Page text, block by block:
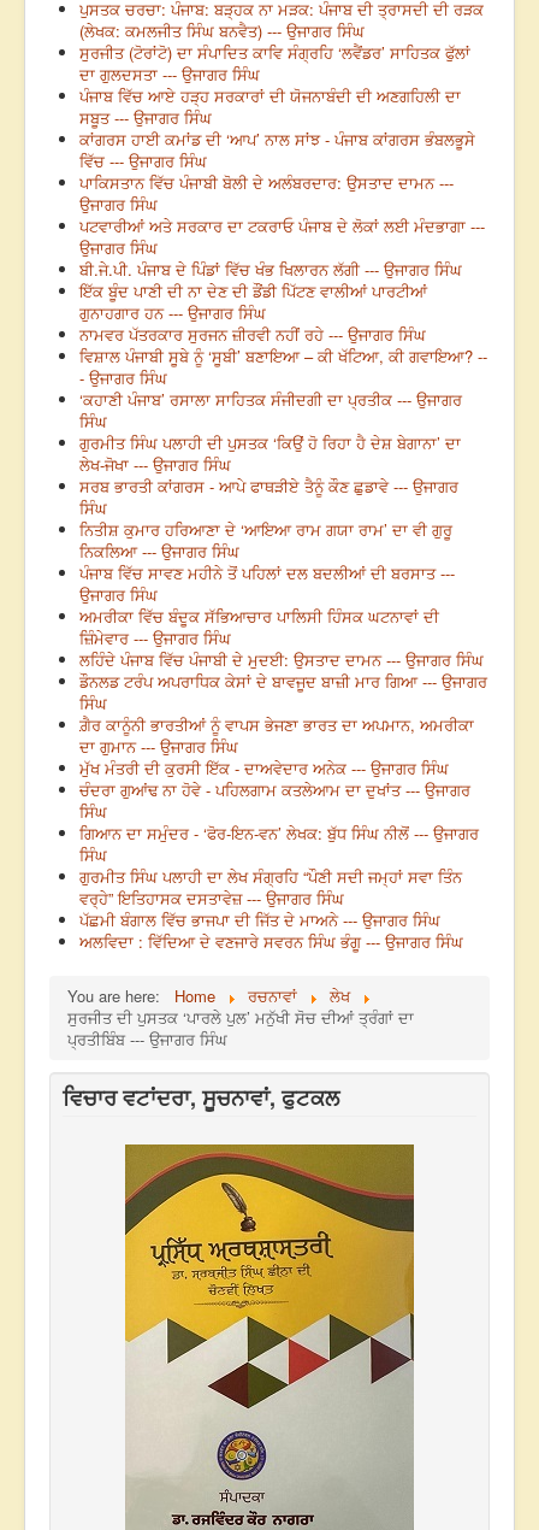
ਪੁਸਤਕ ਚਰਚਾ: ਪੰਜਾਬ: ਬੜ੍ਹਕ ਨਾ ਮੜਕ: ਪੰਜਾਬ ਦੀ ਤ੍ਰਾਸਦੀ ਦੀ ਰੜਕ
(ਲੇਖਕ: ਕਮਲਜੀਤ ਸਿੰਘ ਬਨਵੈਤ) --- ਉਜਾਗਰ ਸਿੰਘ
ਸੁਰਜੀਤ (ਟੋਰਾਂਟੋ) ਦਾ ਸੰਪਾਦਿਤ ਕਾਵਿ ਸੰਗ੍ਰਹਿ ‘ਲਵੈਂਡਰ’ ਸਾਹਿਤਕ ਫੁੱਲਾਂ
ਦਾ ਗੁਲਦਸਤਾ --- ਉਜਾਗਰ ਸਿੰਘ
ਪੰਜਾਬ ਵਿੱਚ ਆਏ ਹੜ੍ਹ ਸਰਕਾਰਾਂ ਦੀ ਯੋਜਨਾਬੰਦੀ ਦੀ ਅਣਗਹਿਲੀ ਦਾ
ਸਬੂਤ --- ਉਜਾਗਰ ਸਿੰਘ
ਕਾਂਗਰਸ ਹਾਈ ਕਮਾਂਡ ਦੀ ‘ਆਪ’ ਨਾਲ ਸਾਂਝ - ਪੰਜਾਬ ਕਾਂਗਰਸ ਭੰਬਲਭੂਸੇ
ਵਿੱਚ --- ਉਜਾਗਰ ਸਿੰਘ
ਪਾਕਿਸਤਾਨ ਵਿੱਚ ਪੰਜਾਬੀ ਬੋਲੀ ਦੇ ਅਲੰਬਰਦਾਰ: ਉਸਤਾਦ ਦਾਮਨ ---
ਉਜਾਗਰ ਸਿੰਘ
ਪਟਵਾਰੀਆਂ ਅਤੇ ਸਰਕਾਰ ਦਾ ਟਕਰਾਓ ਪੰਜਾਬ ਦੇ ਲੋਕਾਂ ਲਈ ਮੰਦਭਾਗਾ ---
ਉਜਾਗਰ ਸਿੰਘ
ਬੀ.ਜੇ.ਪੀ. ਪੰਜਾਬ ਦੇ ਪਿੰਡਾਂ ਵਿੱਚ ਖੰਭ ਖਿਲਾਰਨ ਲੱਗੀ --- ਉਜਾਗਰ ਸਿੰਘ
ਇੱਕ ਬੂੰਦ ਪਾਣੀ ਦੀ ਨਾ ਦੇਣ ਦੀ ਡੌਂਡੀ ਪਿੱਟਣ ਵਾਲੀਆਂ ਪਾਰਟੀਆਂ
ਗੁਨਾਹਗਾਰ ਹਨ --- ਉਜਾਗਰ ਸਿੰਘ
ਨਾਮਵਰ ਪੱਤਰਕਾਰ ਸੁਰਜਨ ਜ਼ੀਰਵੀ ਨਹੀਂ ਰਹੇ --- ਉਜਾਗਰ ਸਿੰਘ
ਵਿਸ਼ਾਲ ਪੰਜਾਬੀ ਸੂਬੇ ਨੂੰ ‘ਸੂਬੀ’ ਬਣਾਇਆ – ਕੀ ਖੱਟਿਆ, ਕੀ ਗਵਾਇਆ? --
- ਉਜਾਗਰ ਸਿੰਘ
‘ਕਹਾਣੀ ਪੰਜਾਬ’ ਰਸਾਲਾ ਸਾਹਿਤਕ ਸੰਜੀਦਗੀ ਦਾ ਪ੍ਰਤੀਕ --- ਉਜਾਗਰ
ਸਿੰਘ
ਗੁਰਮੀਤ ਸਿੰਘ ਪਲਾਹੀ ਦੀ ਪੁਸਤਕ ‘ਕਿਉਂ ਹੋ ਰਿਹਾ ਹੈ ਦੇਸ਼ ਬੇਗਾਨਾ’ ਦਾ
ਲੇਖ-ਜੋਖਾ --- ਉਜਾਗਰ ਸਿੰਘ
ਸਰਬ ਭਾਰਤੀ ਕਾਂਗਰਸ - ਆਪੇ ਫਾਥੜੀਏ ਤੈਨੂੰ ਕੌਣ ਛੁਡਾਵੇ --- ਉਜਾਗਰ
ਸਿੰਘ
ਨਿਤੀਸ਼ ਕੁਮਾਰ ਹਰਿਆਣਾ ਦੇ ‘ਆਇਆ ਰਾਮ ਗਯਾ ਰਾਮ’ ਦਾ ਵੀ ਗੁਰੂ
ਨਿਕਲਿਆ --- ਉਜਾਗਰ ਸਿੰਘ
ਪੰਜਾਬ ਵਿੱਚ ਸਾਵਣ ਮਹੀਨੇ ਤੋਂ ਪਹਿਲਾਂ ਦਲ ਬਦਲੀਆਂ ਦੀ ਬਰਸਾਤ ---
ਉਜਾਗਰ ਸਿੰਘ
ਅਮਰੀਕਾ ਵਿੱਚ ਬੰਦੂਕ ਸੱਭਿਆਚਾਰ ਪਾਲਿਸੀ ਹਿੰਸਕ ਘਟਨਾਵਾਂ ਦੀ
ਜ਼ਿੰਮੇਵਾਰ --- ਉਜਾਗਰ ਸਿੰਘ
ਲਹਿੰਦੇ ਪੰਜਾਬ ਵਿੱਚ ਪੰਜਾਬੀ ਦੇ ਮੁਦਈ: ਉਸਤਾਦ ਦਾਮਨ --- ਉਜਾਗਰ ਸਿੰਘ
ਡੌਨਲਡ ਟਰੰਪ ਅਪਰਾਧਿਕ ਕੇਸਾਂ ਦੇ ਬਾਵਜੂਦ ਬਾਜ਼ੀ ਮਾਰ ਗਿਆ --- ਉਜਾਗਰ
ਸਿੰਘ
ਗ਼ੈਰ ਕਾਨੂੰਨੀ ਭਾਰਤੀਆਂ ਨੂੰ ਵਾਪਸ ਭੇਜਣਾ ਭਾਰਤ ਦਾ ਅਪਮਾਨ, ਅਮਰੀਕਾ
ਦਾ ਗੁਮਾਨ --- ਉਜਾਗਰ ਸਿੰਘ
ਮੁੱਖ ਮੰਤਰੀ ਦੀ ਕੁਰਸੀ ਇੱਕ - ਦਾਅਵੇਦਾਰ ਅਨੇਕ --- ਉਜਾਗਰ ਸਿੰਘ
ਚੰਦਰਾ ਗੁਆਂਢ ਨਾ ਹੋਵੇ - ਪਹਿਲਗਾਮ ਕਤਲੇਆਮ ਦਾ ਦੁਖਾਂਤ --- ਉਜਾਗਰ
ਸਿੰਘ
ਗਿਆਨ ਦਾ ਸਮੁੰਦਰ - ‘ਫੋਰ-ਇਨ-ਵਨ’ ਲੇਖਕ: ਬੁੱਧ ਸਿੰਘ ਨੀਲੋਂ --- ਉਜਾਗਰ
ਸਿੰਘ
ਗੁਰਮੀਤ ਸਿੰਘ ਪਲਾਹੀ ਦਾ ਲੇਖ ਸੰਗ੍ਰਹਿ “ਪੌਣੀ ਸਦੀ ਜਮ੍ਹਾਂ ਸਵਾ ਤਿੰਨ
ਵਰ੍ਹੇ” ਇਤਿਹਾਸਕ ਦਸਤਾਵੇਜ਼ --- ਉਜਾਗਰ ਸਿੰਘ
ਪੱਛਮੀ ਬੰਗਾਲ ਵਿੱਚ ਭਾਜਪਾ ਦੀ ਜਿੱਤ ਦੇ ਮਾਅਨੇ --- ਉਜਾਗਰ ਸਿੰਘ
ਅਲਵਿਦਾ : ਵਿੱਦਿਆ ਦੇ ਵਣਜਾਰੇ ਸਵਰਨ ਸਿੰਘ ਭੰਗੂ --- ਉਜਾਗਰ ਸਿੰਘ
You are here: Home ਰਚਨਾਵਾਂ
ਲੇਖ
ਸੁਰਜੀਤ ਦੀ ਪੁਸਤਕ ‘ਪਾਰਲੇ ਪੁਲ’ ਮਨੁੱਖੀ ਸੋਚ ਦੀਆਂ ਤ੍ਰੰਗਾਂ ਦਾ
ਪ੍ਰਤੀਬਿੰਬ --- ਉਜਾਗਰ ਸਿੰਘ
ਵਿਚਾਰ ਵਟਾਂਦਰਾ, ਸੂਚਨਾਵਾਂ, ਫੁਟਕਲ